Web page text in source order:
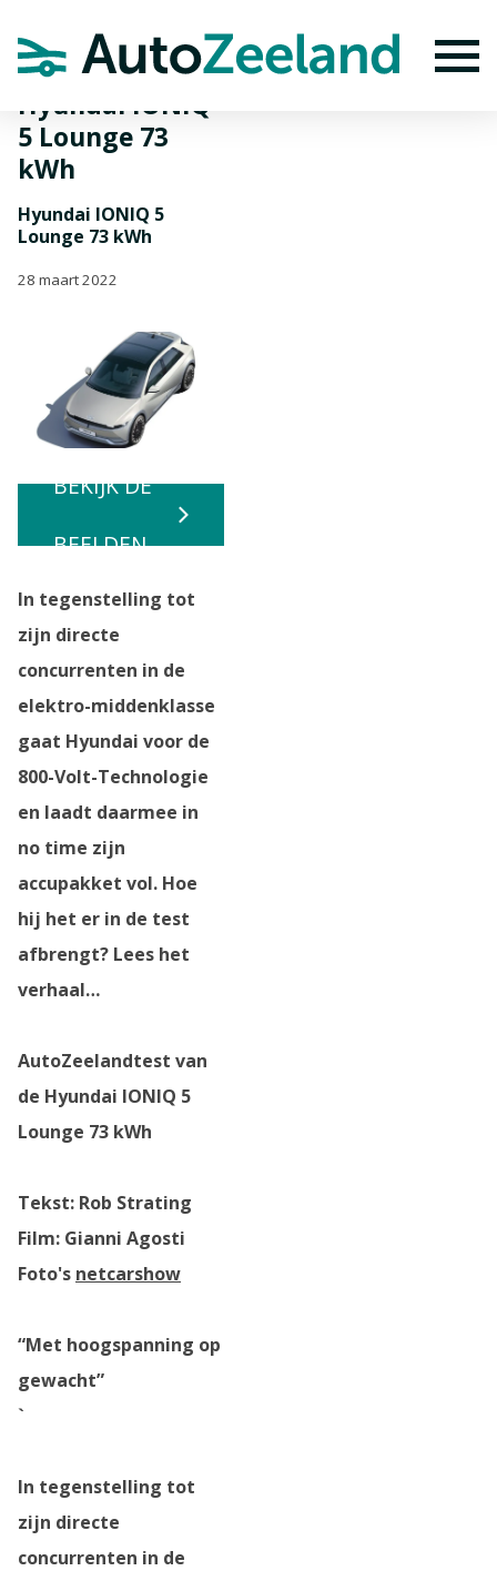
Hyundai IONIQ
5 Lounge 73
kWh
Hyundai IONIQ 5
Lounge 73 kWh
28 maart 2022
BEKIJK DE
BEELDEN
In tegenstelling tot
zijn directe
concurrenten in de
elektro-middenklasse
gaat Hyundai voor de
800-Volt-Technologie
en laadt daarmee in
no time zijn
accupakket vol. Hoe
hij het er in de test
afbrengt? Lees het
verhaal…
AutoZeelandtest van
de Hyundai IONIQ 5
Lounge 73 kWh
Tekst: Rob Strating
Film: Gianni Agosti
Foto's netcarshow
“Met hoogspanning op
gewacht”
`
In tegenstelling tot
zijn directe
concurrenten in de